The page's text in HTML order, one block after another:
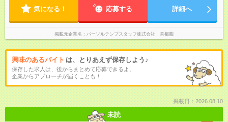
気になる！ 応募する 詳細へ
掲載元企業名 パーソルテンプスタッフ株式会社 首都圏
興味のあるバイト は、とりあえず保存しよう♪
保存した求人は、後からまとめて応募できるよ。
企業からアプローチが届くことも！
掲載日：2026.08.10
未読